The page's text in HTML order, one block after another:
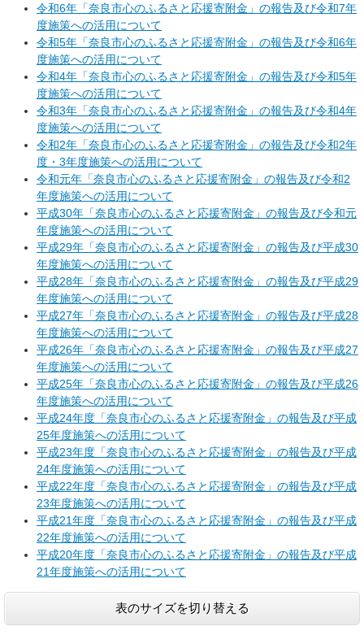
令和6年「奈良市心のふるさと応援寄附金」の報告及び令和7年
度施策への活用について
令和5年「奈良市心のふるさと応援寄附金」の報告及び令和6年
度施策への活用について
令和4年「奈良市心のふるさと応援寄附金」の報告及び令和5年
度施策への活用について
令和3年「奈良市心のふるさと応援寄附金」の報告及び令和4年
度施策への活用について
令和2年「奈良市心のふるさと応援寄附金」の報告及び令和2年
度・3年度施策への活用について
令和元年「奈良市心のふるさと応援寄附金」の報告及び令和2
年度施策への活用について
平成30年「奈良市心のふるさと応援寄附金」の報告及び令和元
年度施策への活用について
平成29年「奈良市心のふるさと応援寄附金」の報告及び平成30
年度施策への活用について
平成28年「奈良市心のふるさと応援寄附金」の報告及び平成29
年度施策への活用について
平成27年「奈良市心のふるさと応援寄附金」の報告及び平成28
年度施策への活用について
平成26年「奈良市心のふるさと応援寄附金」の報告及び平成27
年度施策への活用について
平成25年「奈良市心のふるさと応援寄附金」の報告及び平成26
年度施策への活用について
平成24年度「奈良市心のふるさと応援寄附金」の報告及び平成
25年度施策への活用について
平成23年度「奈良市心のふるさと応援寄附金」の報告及び平成
24年度施策への活用について
平成22年度「奈良市心のふるさと応援寄附金」の報告及び平成
23年度施策への活用について
平成21年度「奈良市心のふるさと応援寄附金」の報告及び平成
22年度施策への活用について
平成20年度「奈良市心のふるさと応援寄附金」の報告及び平成
21年度施策への活用について
表のサイズを切り替える